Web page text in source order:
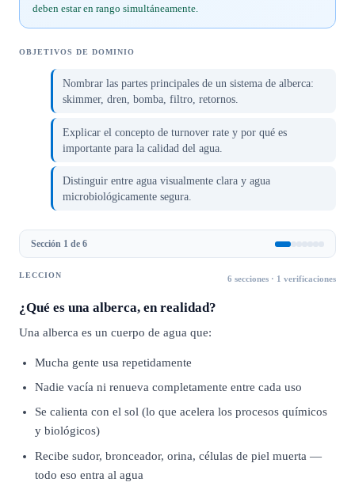
deben estar en rango simultáneamente.
OBJETIVOS DE DOMINIO
Nombrar las partes principales de un sistema de alberca:
skimmer, dren, bomba, filtro, retornos.
Explicar el concepto de turnover rate y por qué es
importante para la calidad del agua.
Distinguir entre agua visualmente clara y agua
microbiológicamente segura.
Sección 1 de 6
LECCION 6 secciones · 1 verificaciones
¿Qué es una alberca, en realidad?
Una alberca es un cuerpo de agua que:
Mucha gente usa repetidamente
Nadie vacía ni renueva completamente entre cada uso
Se calienta con el sol (lo que acelera los procesos químicos
y biológicos)
Recibe sudor, bronceador, orina, células de piel muerta —
todo eso entra al agua